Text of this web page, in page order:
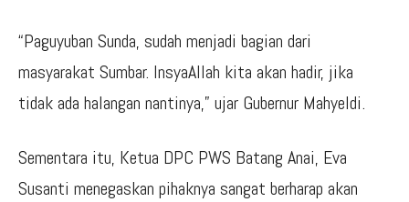
“Paguyuban Sunda, sudah menjadi bagian dari
masyarakat Sumbar. InsyaAllah kita akan hadir, jika
tidak ada halangan nantinya,” ujar Gubernur Mahyeldi.
Sementara itu, Ketua DPC PWS Batang Anai, Eva
Susanti menegaskan pihaknya sangat berharap akan